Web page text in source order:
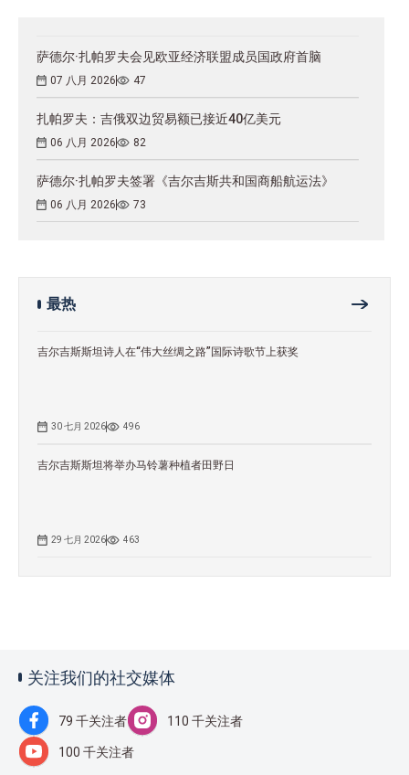
萨德尔·扎帕罗夫会见欧亚经济联盟成员国政府首脑
07 八月 2026 47
扎帕罗夫：吉俄双边贸易额已接近40亿美元
06 八月 2026 82
萨德尔·扎帕罗夫签署《吉尔吉斯共和国商船航运法》
06 八月 2026 73
最热
吉尔吉斯斯坦诗人在“伟大丝绸之路”国际诗歌节上获奖
30 七月 2026 496
吉尔吉斯斯坦将举办马铃薯种植者田野日
29 七月 2026 463
关注我们的社交媒体
79 千关注者 110 千关注者
100 千关注者